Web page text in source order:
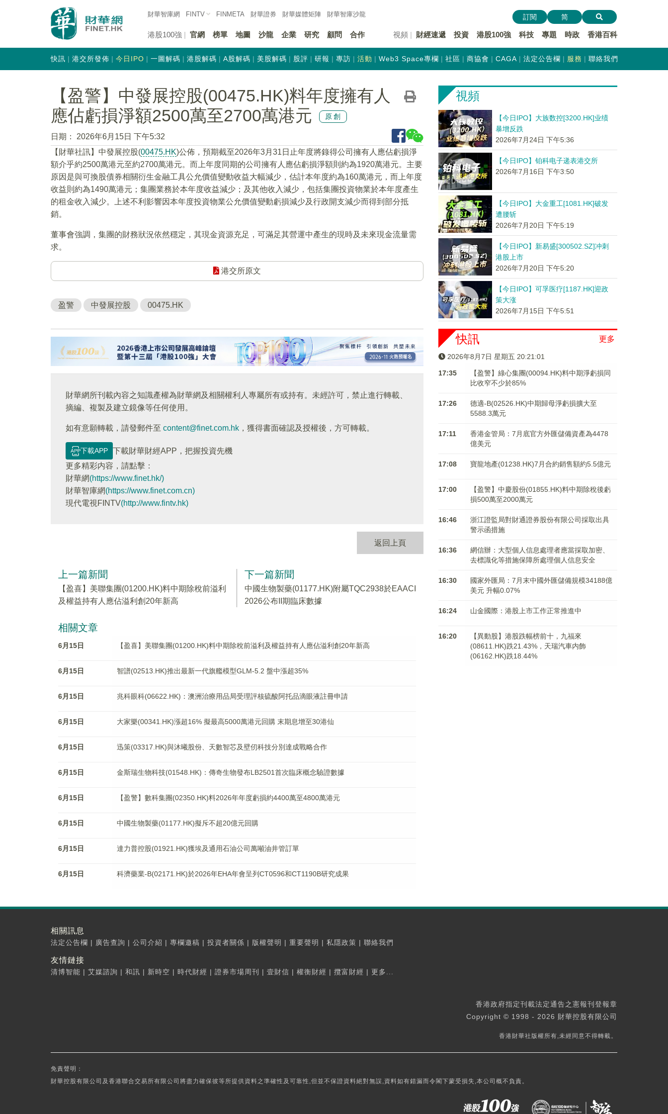
財華智庫網 FINTV FINMETA 財華證券 財華媒體矩陣 財華智庫沙龍
港股100強 官網 榜單 地圖 沙龍 企業 研究 顧問 合作 視頻 財經速遞 投資 港股100強 科技 專題 時政 香港百科
訂閱 简
快訊 港交所發佈 今日IPO 一圖解碼 港股解碼 A股解碼 美股解碼 股評 研報 專訪 活動 Web3 Space專欄 社區 商協會 CAGA 法定公告欄 服務 聯絡我們
【盈警】中發展控股(00475.HK)料年度擁有人
應佔虧損淨額2500萬至2700萬港元
原創
日期：
2026年6月15日 下午5:32
【財華社訊】中發展控股(00475.HK)公佈，預期截至2026年3月31日止年度將錄得公司擁有人應佔虧損淨
額介乎約2500萬港元至約2700萬港元。而上年度同期的公司擁有人應佔虧損淨額則約為1920萬港元。主要
原因是與可換股債券相關衍生金融工具公允價值變動收益大幅減少，估計本年度約為160萬港元，而上年度
收益則約為1490萬港元；集團業務於本年度收益減少；及其他收入減少，包括集團投資物業於本年度產生
的租金收入減少。上述不利影響因本年度投資物業公允價值變動虧損減少及行政開支減少而得到部分抵
銷。
董事會強調，集團的財務狀況依然穩定，其現金資源充足，可滿足其營運中產生的現時及未來現金流量需
求。
港交所原文
盈警 中發展控股 00475.HK
財華網所刊載內容之知識產權為財華網及相關權利人專屬所有或持有。未經許可，禁止進行轉載、
摘編、複製及建立鏡像等任何使用。
如有意願轉載，請發郵件至 content@finet.com.hk ，獲得書面確認及授權後，方可轉載。
下載APP
下載財華財經APP，把握投資先機
更多精彩内容，請點擊：
財華網(https://www.finet.hk/)
財華智庫網(https://www.finet.com.cn)
現代電視FINTV(http://www.fintv.hk)
返回上頁
上一篇新聞
【盈喜】美聯集團(01200.HK)料中期除稅前溢利
及權益持有人應佔溢利創20年新高
下一篇新聞
中國生物製藥(01177.HK)附屬TQC2938於EAACI
2026公布II期臨床數據
相關文章
6月15日 【盈喜】美聯集團(01200.HK)料中期除稅前溢利及權益持有人應佔溢利創20年新高
6月15日 智譜(02513.HK)推出最新一代旗艦模型GLM-5.2 盤中漲超35%
6月15日 兆科眼科(06622.HK)：澳洲治療用品局受理評核硫酸阿托品滴眼液註冊申請
6月15日 大家樂(00341.HK)漲超16% 擬最高5000萬港元回購 末期息增至30港仙
6月15日 迅策(03317.HK)與沐曦股份、天數智芯及壁仞科技分別達成戰略合作
6月15日 金斯瑞生物科技(01548.HK)：傳奇生物發布LB2501首次臨床概念驗證數據
6月15日 【盈警】數科集團(02350.HK)料2026年年度虧損約4400萬至4800萬港元
6月15日 中國生物製藥(01177.HK)擬斥不超20億元回購
6月15日 達力普控股(01921.HK)獲埃及通用石油公司萬噸油井管訂單
6月15日 科濟藥業-B(02171.HK)於2026年EHA年會呈列CT0596和CT1190B研究成果
視頻
【今日IPO】大族数控[3200.HK]业绩
暴增反跌
2026年7月24日 下午5:36
【今日IPO】铂科电子递表港交所
2026年7月16日 下午3:50
【今日IPO】大金重工[1081.HK]破发
遭腰斩
2026年7月20日 下午5:19
【今日IPO】新易盛[300502.SZ]冲刺
港股上市
2026年7月20日 下午5:20
【今日IPO】可孚医疗[1187.HK]迎政
策大涨
2026年7月15日 下午5:51
更多
快訊
2026年8月7日 星期五 20:21:02
17:35
【盈警】綠心集團(00094.HK)料中期淨虧損同
比收窄不少於85%
17:26
德適-B(02526.HK)中期歸母淨虧損擴大至
5588.3萬元
17:11
香港金管局：7月底官方外匯儲備資產為4478
億美元
17:08 寶龍地產(01238.HK)7月合約銷售額約5.5億元
17:00
【盈警】中慶股份(01855.HK)料中期除稅後虧
損500萬至2000萬元
16:46
浙江證監局對財通證券股份有限公司採取出具
警示函措施
16:36
網信辦：大型個人信息處理者應當採取加密、
去標識化等措施保障所處理個人信息安全
16:30
國家外匯局：7月末中國外匯儲備規模34188億
美元 升幅0.07%
16:24 山金國際：港股上市工作正常推進中
16:20
【異動股】港股跌幅榜前十，九福來
(08611.HK)跌21.43%，天瑞汽車内飾
(06162.HK)跌18.44%
相關訊息
法定公告欄 | 廣告查詢 | 公司介紹 | 專欄邀稿 | 投資者關係 | 版權聲明 | 重要聲明 | 私隱政策 | 聯絡我們
友情鏈接
清博智能 | 艾媒諮詢 | 和訊 | 新時空 | 時代財經 | 證券市場周刊 | 壹財信 | 權衡財經 | 攬富財經 | 更多...
香港政府指定刊載法定通告之憲報刊登報章
Copyright © 1998 - 2026 財華控股有限公司
香港財華社版權所有,未經同意不得轉載。
免責聲明：
財華控股有限公司及香港聯合交易所有限公司將盡力確保彼等所提供資料之準確性及可靠性,但並不保證資料絕對無誤,資料如有錯漏而令閣下蒙受損失,本公司概不負責。